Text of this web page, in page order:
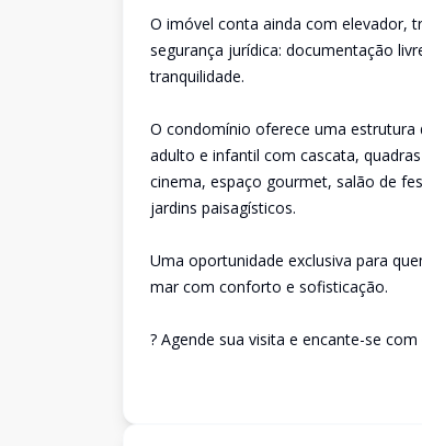
O imóvel conta ainda com elevador,
segurança jurídica: documentação
tranquilidade.
O condomínio oferece uma estrutura
adulto e infantil com cascata,
cinema, espaço gourmet, salão de
jardins paisagísticos.
Uma oportunidade exclusiva para
mar com conforto e sofisticação.
? Agende sua visita e encante-se